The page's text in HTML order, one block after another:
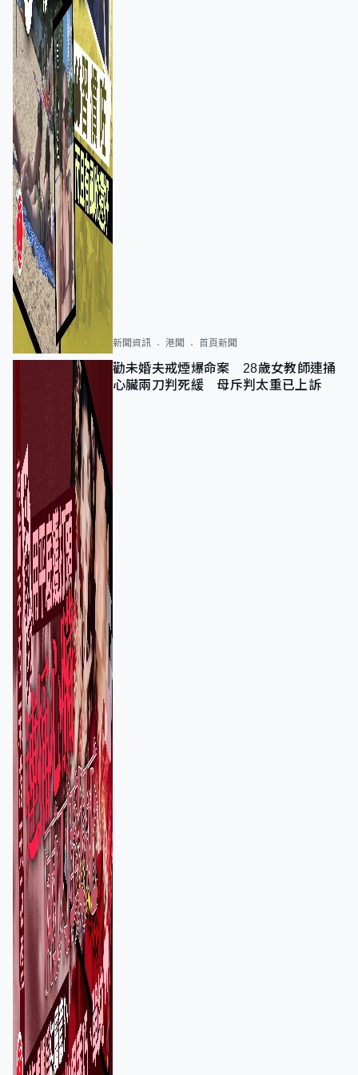
新聞資訊 港聞 首頁新聞
勸未婚夫戒煙爆命案 28歲女教師連捅
心臟兩刀判死緩 母斥判太重已上訴